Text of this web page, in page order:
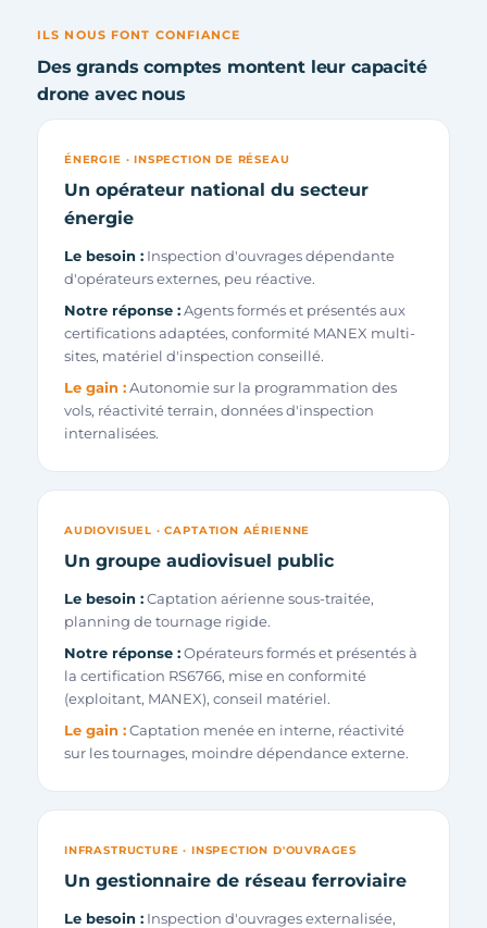
ILS NOUS FONT CONFIANCE
Des grands comptes montent leur capacité
drone avec nous
ÉNERGIE · INSPECTION DE RÉSEAU
Un opérateur national du secteur
énergie
Le besoin : Inspection d'ouvrages dépendante
d'opérateurs externes, peu réactive.
Notre réponse :Agents formés et présentés aux
certifications adaptées, conformité MANEX multi-
sites, matériel d'inspection conseillé.
Le gain :Autonomie sur la programmation des
vols, réactivité terrain, données d'inspection
internalisées.
AUDIOVISUEL · CAPTATION AÉRIENNE
Un groupe audiovisuel public
Le besoin :Captation aérienne sous-traitée,
planning de tournage rigide.
Notre réponse :Opérateurs formés et présentés à
la certification RS6766, mise en conformité
(exploitant, MANEX), conseil matériel.
Le gain :Captation menée en interne, réactivité
sur les tournages, moindre dépendance externe.
INFRASTRUCTURE · INSPECTION D'OUVRAGES
Un gestionnaire de réseau ferroviaire
Le besoin : Inspection d'ouvrages externalisée,